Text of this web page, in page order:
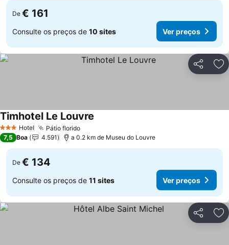
De € 161
Consulte os preços de 10 sites Ver preços
Partilhar
3 EstrelasHotel Pátio florido
Timhotel Le Louvre
7,5 Boa 4.591 a 0.2 km de Museu do Louvre
De € 134
Consulte os preços de 11 sites Ver preços
Partilhar